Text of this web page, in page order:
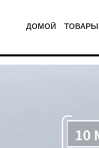
ДОМОЙ ТОВАРЫ